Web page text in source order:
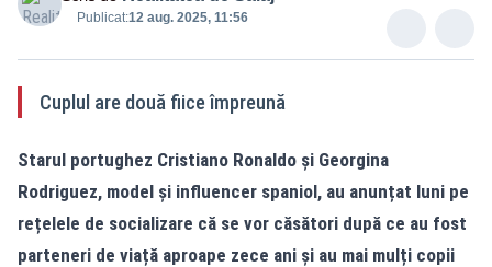
Publicat:12 aug. 2025, 11:56
Cuplul are două fiice împreună
Starul portughez Cristiano Ronaldo și Georgina
Rodriguez, model și influencer spaniol, au anunțat luni pe
rețelele de socializare că se vor căsători după ce au fost
parteneri de viață aproape zece ani și au mai mulți copii